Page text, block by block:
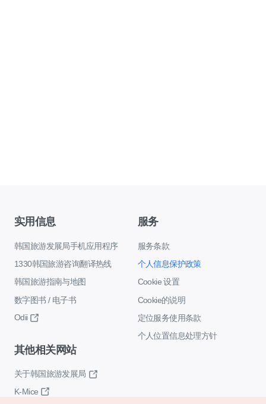
实用信息
韩国旅游发展局手机应用程序
1330韩国旅游咨询翻译热线
韩国旅游指南与地图
数字图书 / 电子书
Odii
服务
服务条款
个人信息保护政策
Cookie 设置
Cookie的说明
定位服务使用条款
个人位置信息处理方针
其他相关网站
关于韩国旅游发展局
K-Mice